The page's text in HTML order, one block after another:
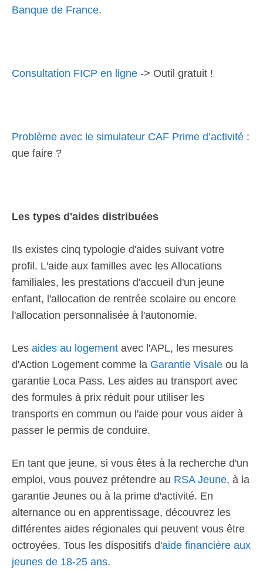
Banque de France.
Consultation FICP en ligne -> Outil gratuit !
Problème avec le simulateur CAF Prime d’activité :
que faire ?
Les types d'aides distribuées
Ils existes cinq typologie d'aides suivant votre
profil. L'aide aux familles avec les Allocations
familiales, les prestations d'accueil d'un jeune
enfant, l'allocation de rentrée scolaire ou encore
l'allocation personnalisée à l'autonomie.
Les aides au logement avec l'APL, les mesures
d'Action Logement comme la Garantie Visale ou la
garantie Loca Pass. Les aides au transport avec
des formules à prix réduit pour utiliser les
transports en commun ou l'aide pour vous aider à
passer le permis de conduire.
En tant que jeune, si vous êtes à la recherche d'un
emploi, vous pouvez prétendre au RSA Jeune, à la
garantie Jeunes ou à la prime d'activité. En
alternance ou en apprentissage, découvrez les
différentes aides régionales qui peuvent vous être
octroyées. Tous les dispositifs d'aide financière aux
jeunes de 18-25 ans.